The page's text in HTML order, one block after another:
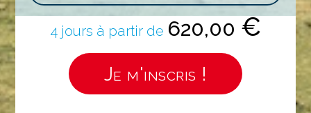
4 jours à partir de 620,00 €
Je m'inscris !